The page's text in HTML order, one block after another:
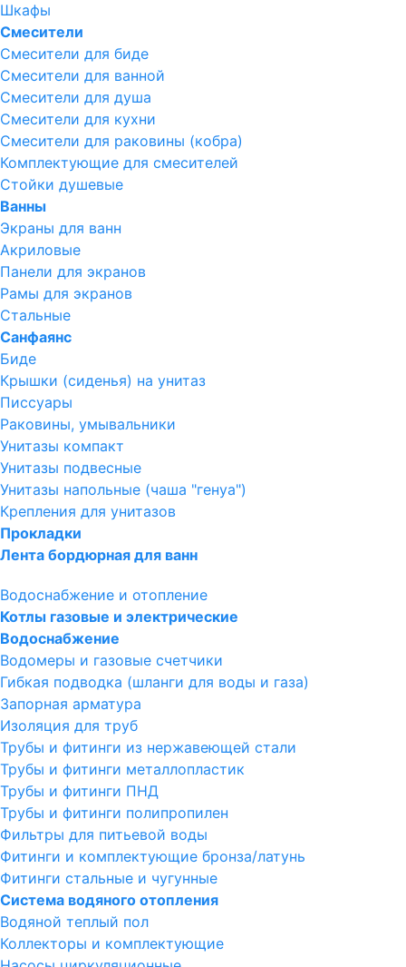
Шкафы
Смесители
Смесители для биде
Смесители для ванной
Смесители для душа
Смесители для кухни
Смесители для раковины (кобра)
Комплектующие для смесителей
Стойки душевые
Ванны
Экраны для ванн
Акриловые
Панели для экранов
Рамы для экранов
Стальные
Санфаянс
Биде
Крышки (сиденья) на унитаз
Писсуары
Раковины, умывальники
Унитазы компакт
Унитазы подвесные
Унитазы напольные (чаша "генуа")
Крепления для унитазов
Прокладки
Лента бордюрная для ванн
Водоснабжение и отопление
Котлы газовые и электрические
Водоснабжение
Водомеры и газовые счетчики
Гибкая подводка (шланги для воды и газа)
Запорная арматура
Изоляция для труб
Трубы и фитинги из нержавеющей стали
Трубы и фитинги металлопластик
Трубы и фитинги ПНД
Трубы и фитинги полипропилен
Фильтры для питьевой воды
Фитинги и комплектующие бронза/латунь
Фитинги стальные и чугунные
Система водяного отопления
Водяной теплый пол
Коллекторы и комплектующие